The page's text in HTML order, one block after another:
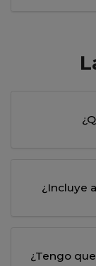
¿Incluye
¿Tengo